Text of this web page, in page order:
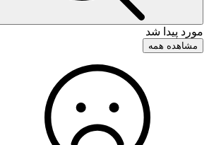
مورد پیدا شد
مشاهده همه